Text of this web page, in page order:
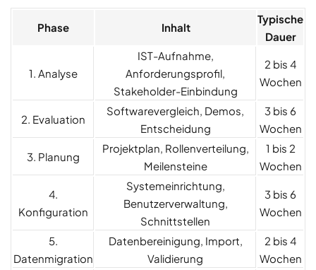
Phase Inhalt
Typische
Dauer
1. Analyse
IST-Aufnahme,
Anforderungsprofil,
Stakeholder-Einbindung
2 bis 4
Wochen
2. Evaluation
Softwarevergleich, Demos,
Entscheidung
3 bis 6
Wochen
3. Planung
Projektplan, Rollenverteilung,
Meilensteine
1 bis 2
Wochen
4.
Konfiguration
Systemeinrichtung,
Benutzerverwaltung,
Schnittstellen
3 bis 6
Wochen
5.
Datenmigration
Datenbereinigung, Import,
Validierung
2 bis 4
Wochen